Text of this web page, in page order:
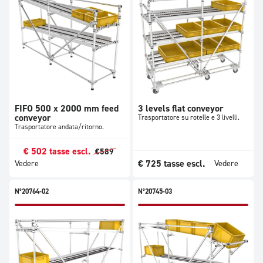
FIFO 500 x 2000 mm feed
conveyor
Trasportatore andata/ritorno.
€ 502 tasse escl. €589
Vedere
3 levels flat conveyor
Trasportatore su rotelle e 3 livelli.
€ 725 tasse escl. Vedere
N°20764-02 N°20745-03